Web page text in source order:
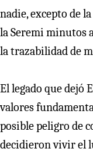
nadie, excepto de
la Seremi minutos
la trazabilidad de
El legado que dejó
valores
posible peligro de
decidieron vivir el